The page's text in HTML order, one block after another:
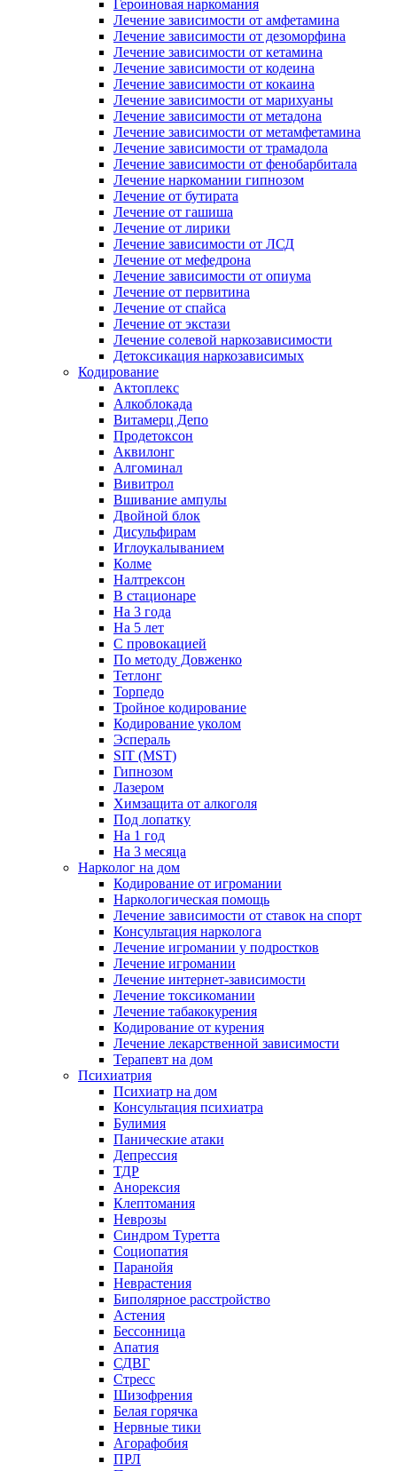
Героиновая наркомания
Лечение зависимости от амфетамина
Лечение зависимости от дезоморфина
Лечение зависимости от кетамина
Лечение зависимости от кодеина
Лечение зависимости от кокаина
Лечение зависимости от марихуаны
Лечение зависимости от метадона
Лечение зависимости от метамфетамина
Лечение зависимости от трамадола
Лечение зависимости от фенобарбитала
Лечение наркомании гипнозом
Лечение от бутирата
Лечение от гашиша
Лечение от лирики
Лечение зависимости от ЛСД
Лечение от мефедрона
Лечение зависимости от опиума
Лечение от первитина
Лечение от спайса
Лечение от экстази
Лечение солевой наркозависимости
Детоксикация наркозависимых
Кодирование
Актоплекс
Алкоблокада
Витамерц Депо
Продетоксон
Аквилонг
Алгоминал
Вивитрол
Вшивание ампулы
Двойной блок
Дисульфирам
Иглоукалыванием
Колме
Налтрексон
В стационаре
На 3 года
На 5 лет
С провокацией
По методу Довженко
Тетлонг
Торпедо
Тройное кодирование
Кодирование уколом
Эспераль
SIT (MST)
Гипнозом
Лазером
Химзащита от алкоголя
Под лопатку
На 1 год
На 3 месяца
Нарколог на дом
Кодирование от игромании
Наркологическая помощь
Лечение зависимости от ставок на спорт
Консультация нарколога
Лечение игромании у подростков
Лечение игромании
Лечение интернет-зависимости
Лечение токсикомании
Лечение табакокурения
Кодирование от курения
Лечение лекарственной зависимости
Терапевт на дом
Психиатрия
Психиатр на дом
Консультация психиатра
Булимия
Панические атаки
Депрессия
ТДР
Анорексия
Клептомания
Неврозы
Синдром Туретта
Социопатия
Паранойя
Неврастения
Биполярное расстройство
Астения
Бессонница
Апатия
СДВГ
Стресс
Шизофрения
Белая горячка
Нервные тики
Агорафобия
ПРЛ